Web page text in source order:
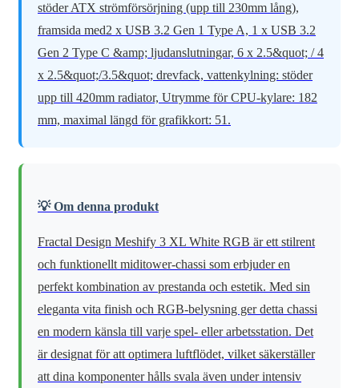
stöder ATX strömförsörjning (upp till 230mm lång),
framsida med2 x USB 3.2 Gen 1 Type A, 1 x USB 3.2
Gen 2 Type C &amp; ljudanslutningar, 6 x 2.5&quot; / 4
x 2.5&quot;/3.5&quot; drevfack, vattenkylning: stöder
upp till 420mm radiator, Utrymme för CPU-kylare: 182
mm, maximal längd för grafikkort: 51.
💡 Om denna produkt
Fractal Design Meshify 3 XL White RGB är ett stilrent
och funktionellt miditower-chassi som erbjuder en
perfekt kombination av prestanda och estetik. Med sin
eleganta vita finish och RGB-belysning ger detta chassi
en modern känsla till varje spel- eller arbetsstation. Det
är designat för att optimera luftflödet, vilket säkerställer
att dina komponenter hålls svala även under intensiv